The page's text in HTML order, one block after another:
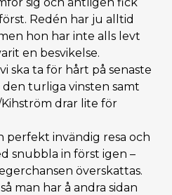
Redén har ju alltid
hon har inte alls levt
en besvikelse.
ska ta för hårt på senaste
turliga vinsten samt
drar lite för
perfekt invändig resa och
snubbla in först igen –
överskattas.
man har å andra sidan